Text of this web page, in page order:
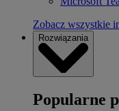
Zobacz wszystkie
Rozwiązania
Popularne